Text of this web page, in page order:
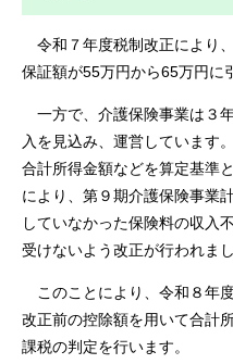
令和７年度税制改正により
保証額が55万円から65万円に
一方で、介護保険事業は３
入を見込み、運営しています
合計所得金額などを算定基準
により、第９期介護保険事業
していなかった保険料の収入
受けないよう改正が行われまし
このことにより、令和８年
改正前の控除額を用いて合計
課税の判定を行います。